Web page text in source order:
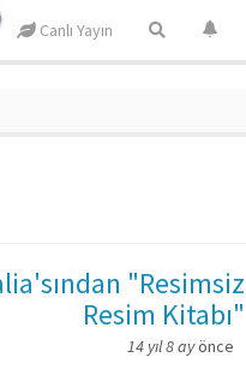
Canlı Yayın
"Resimsiz
Resim Kitabı"
14 yıl 8 ayönce